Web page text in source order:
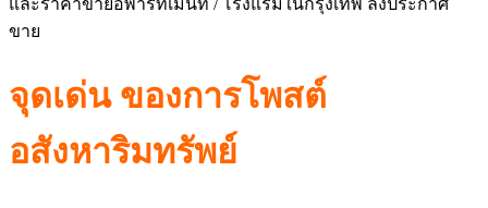
ขาย
จุดเด่น ของการโพสต์
อสังหาริมทรัพย์